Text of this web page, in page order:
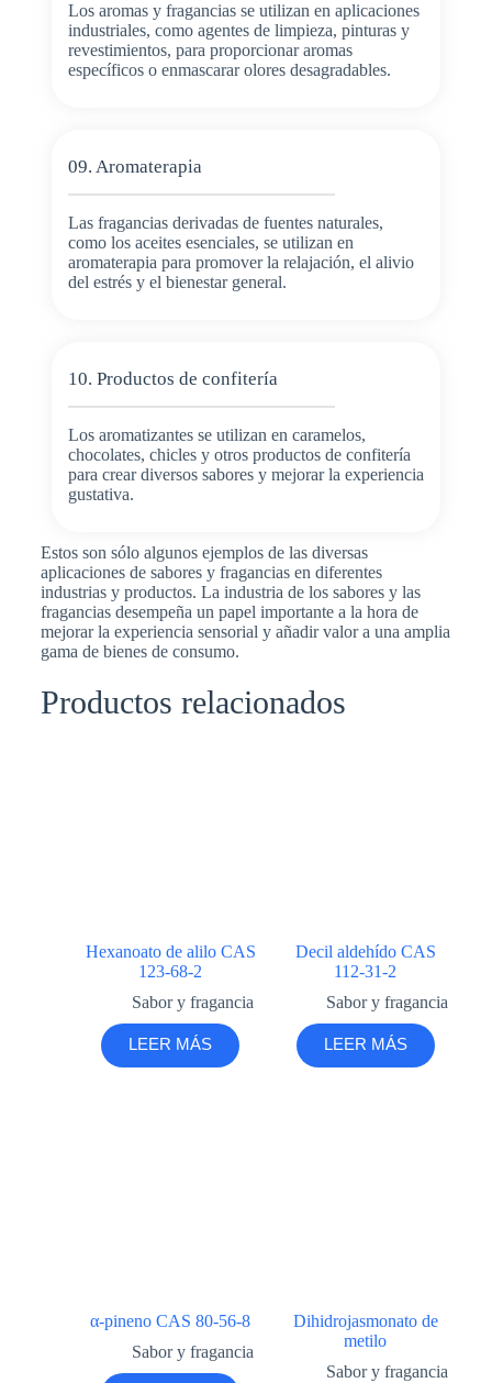
Los aromas y fragancias se utilizan en aplicaciones
industriales, como agentes de limpieza, pinturas y
revestimientos, para proporcionar aromas
específicos o enmascarar olores desagradables.
09. Aromaterapia
Las fragancias derivadas de fuentes naturales,
como los aceites esenciales, se utilizan en
aromaterapia para promover la relajación, el alivio
del estrés y el bienestar general.
10. Productos de confitería
Los aromatizantes se utilizan en caramelos,
chocolates, chicles y otros productos de confitería
para crear diversos sabores y mejorar la experiencia
gustativa.
Estos son sólo algunos ejemplos de las diversas
aplicaciones de sabores y fragancias en diferentes
industrias y productos. La industria de los sabores y las
fragancias desempeña un papel importante a la hora de
mejorar la experiencia sensorial y añadir valor a una amplia
gama de bienes de consumo.
Productos relacionados
Hexanoato de alilo CAS
123-68-2
Sabor y fragancia
LEER MÁS
Decil aldehído CAS
112-31-2
Sabor y fragancia
LEER MÁS
α-pineno CAS 80-56-8
Sabor y fragancia
Dihidrojasmonato de
metilo
Sabor y fragancia